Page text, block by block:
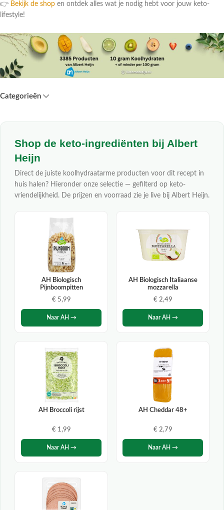
👉 Bekijk de shop en ontdek alles wat je nodig hebt voor jouw keto-
lifestyle!
Categorieën
Shop de keto-ingrediënten bij Albert
Heijn
Direct de juiste koolhydraatarme producten voor dit recept in
huis halen? Hieronder onze selectie — gefilterd op keto-
vriendelijkheid. De prijzen en voorraad zie je live bij Albert Heijn.
AH Biologisch
Pijnboompitten
€ 5,99
Naar AH →
AH Biologisch Italiaanse
mozzarella
€ 2,49
Naar AH →
AH Broccoli rijst
€ 1,99
Naar AH →
AH Cheddar 48+
€ 2,79
Naar AH →